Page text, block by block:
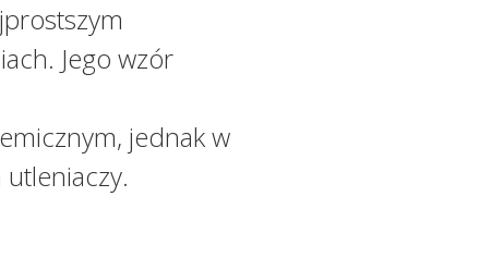
Jego wzór
jednak w